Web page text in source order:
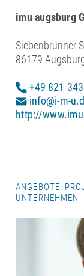
imu augsburg
Siebenbrunner
86179
+49 821
info@i-m-
http://
ANGEBOTE,
UNTERNEHMEN